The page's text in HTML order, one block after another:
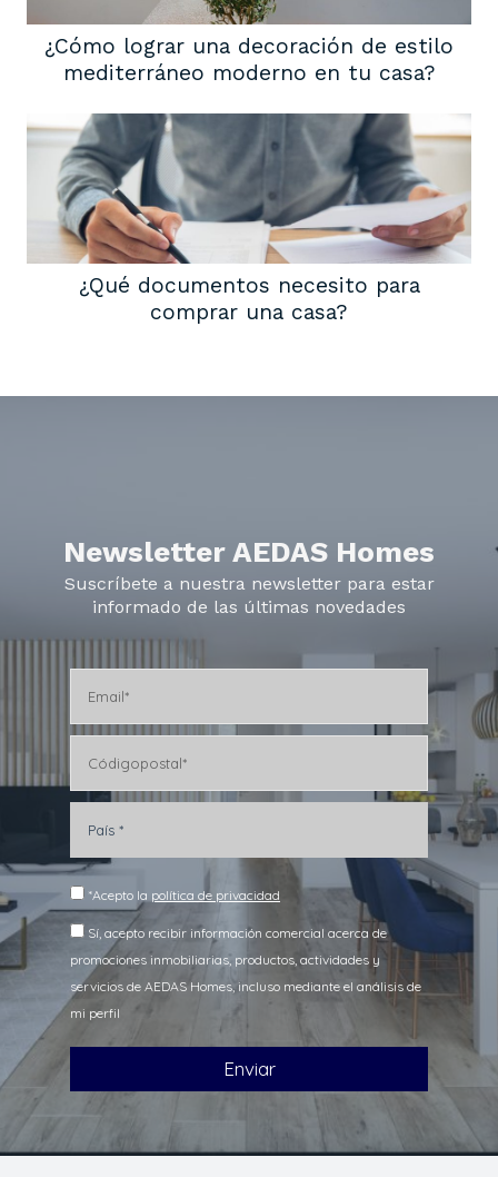
¿Cómo lograr una decoración de estilo
mediterráneo moderno en tu casa?
¿Qué documentos necesito para
comprar una casa?
Newsletter AEDAS Homes
Suscríbete a nuestra newsletter para estar
informado de las últimas novedades